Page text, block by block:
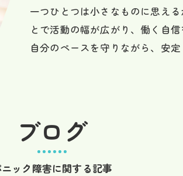
一つひとつは小さなものに思え
とで活動の幅が広がり、働く自
自分のペースを守りながら、安
ブログ
ック障害に関する記事